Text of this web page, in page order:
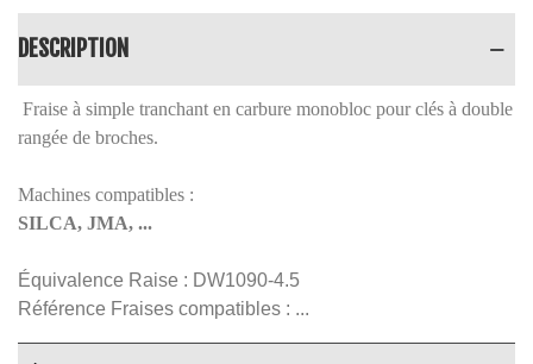
DESCRIPTION
Fraise à simple tranchant en carbure monobloc pour clés à double
rangée de broches.
Machines compatibles :
SILCA, JMA, ...
Équivalence Raise : DW1090-4.5
Référence Fraises compatibles : ...